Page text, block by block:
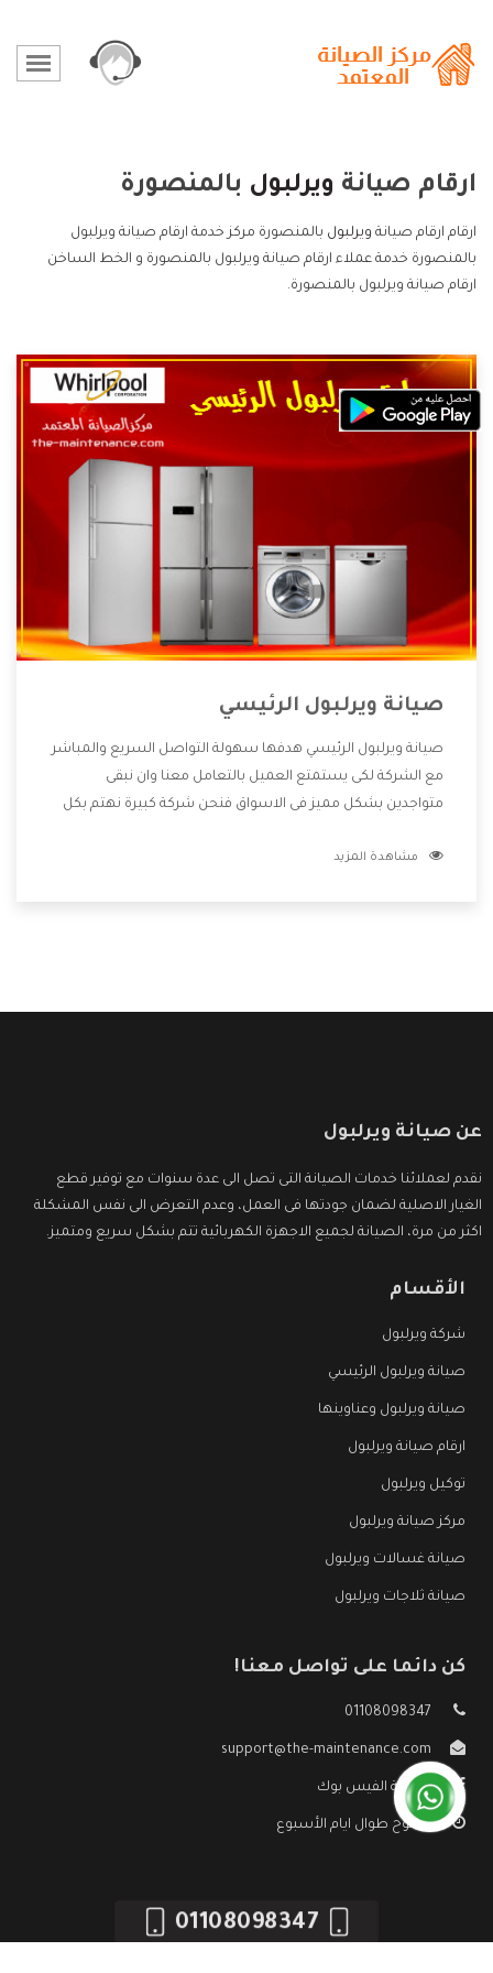
ارقام صيانة ويرلبول بالمنصورة
ارقام ارقام صيانة ويرلبول بالمنصورة مركز خدمة ارقام صيانة ويرلبول
بالمنصورة خدمة عملاء ارقام صيانة ويرلبول بالمنصورة و الخط الساخن
ارقام صيانة ويرلبول بالمنصورة.
صيانة ويرلبول الرئيسي
صيانة ويرلبول الرئيسي هدفها سهولة التواصل السريع والمباشر
مع الشركة لكى يستمتع العميل بالتعامل معنا وان نبقى
متواجدين بشكل مميز فى الاسواق فنحن شركة كبيرة نهتم بكل
الشركة بها والتى تكون منها خدمة الصيانة التى تكون من أهم
مشاهدة المزيد
عن صيانة ويرلبول
نقدم لعملائنا خدمات الصيانة التى تصل الى عدة سنوات مع توفير قطع
الغيار الاصلية لضمان جودتها فى العمل، وعدم التعرض الى نفس المشكلة
اكثر من مرة، الصيانة لجميع الاجهزة الكهربائية تتم بشكل سريع ومتميز.
الأقسام
شركة ويرلبول
صيانة ويرلبول الرئيسي
صيانة ويرلبول وعناوينها
ارقام صيانة ويرلبول
توكيل ويرلبول
مركز صيانة ويرلبول
صيانة غسالات ويرلبول
صيانة ثلاجات ويرلبول
كن دائما على تواصل معنا!
01108098347
support@the-maintenance.com
صفحة الفيس بوك
مفتوح طوال ايام الأسبوع
01108098347